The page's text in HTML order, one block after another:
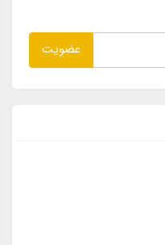
عضویت